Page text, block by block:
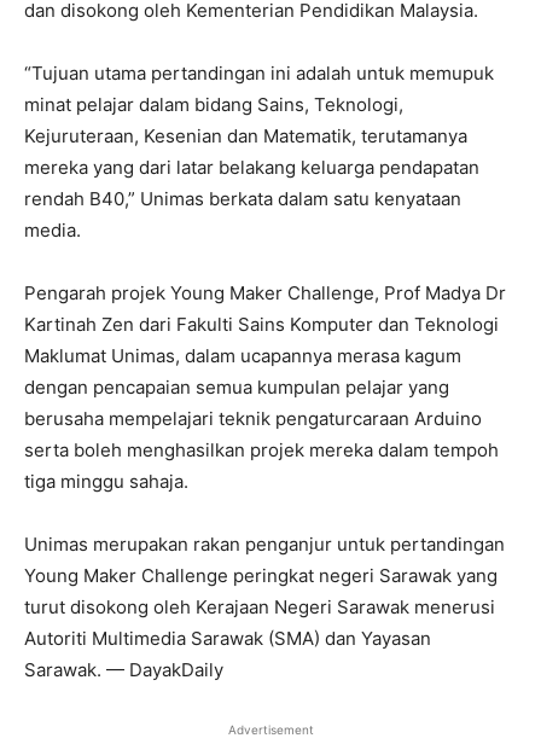
dan disokong oleh Kementerian Pendidikan Malaysia.
“Tujuan utama pertandingan ini adalah untuk memupuk
minat pelajar dalam bidang Sains, Teknologi,
Kejuruteraan, Kesenian dan Matematik, terutamanya
mereka yang dari latar belakang keluarga pendapatan
rendah B40,” Unimas berkata dalam satu kenyataan
media.
Pengarah projek Young Maker Challenge, Prof Madya Dr
Kartinah Zen dari Fakulti Sains Komputer dan Teknologi
Maklumat Unimas, dalam ucapannya merasa kagum
dengan pencapaian semua kumpulan pelajar yang
berusaha mempelajari teknik pengaturcaraan Arduino
serta boleh menghasilkan projek mereka dalam tempoh
tiga minggu sahaja.
Unimas merupakan rakan penganjur untuk pertandingan
Young Maker Challenge peringkat negeri Sarawak yang
turut disokong oleh Kerajaan Negeri Sarawak menerusi
Autoriti Multimedia Sarawak (SMA) dan Yayasan
Sarawak. — DayakDaily
Advertisement